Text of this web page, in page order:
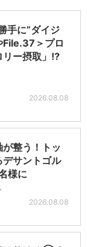
手に”ダイジ
File.37＞プロ
リー摂取」!?
2026.08.08
が整う！トッ
デサントゴル
様に
2026.08.08